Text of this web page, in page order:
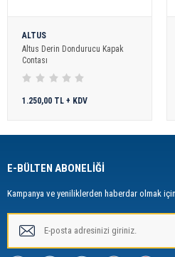
ALTUS
Altus Derin Dondurucu Kapak
Contası
1.250,00 TL + KDV
E-BÜLTEN ABONELİĞİ
Kampanya ve yeniliklerden haberdar olmak